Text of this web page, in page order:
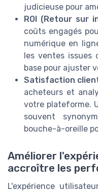
judicieuse pour
ROI (Retour sur
coûts engagés
numérique en
les ventes issues
base pour ajuster
Satisfaction
acheteurs et
votre plateforme.
souvent
bouche-à-oreille
Améliorer
accroître les
L'expérience